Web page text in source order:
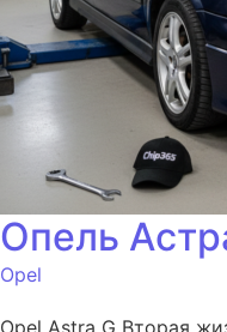
Опель
Opel
Opel Astra G Вторая